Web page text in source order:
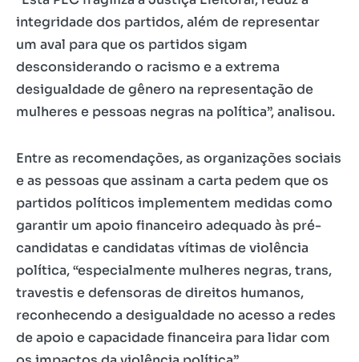
integridade dos partidos, além de representar
um aval para que os partidos sigam
desconsiderando o racismo e a extrema
desigualdade de gênero na representação de
mulheres e pessoas negras na política”, analisou.
Entre as recomendações, as organizações sociais
e as pessoas que assinam a carta pedem que os
partidos políticos implementem medidas como
garantir um apoio financeiro adequado às pré-
candidatas e candidatas vítimas de violência
política, “especialmente mulheres negras, trans,
travestis e defensoras de direitos humanos,
reconhecendo a desigualdade no acesso a redes
de apoio e capacidade financeira para lidar com